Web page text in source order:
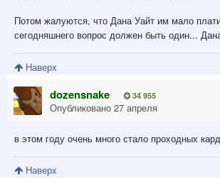
Потом жалуются, что Дана Уайт им мало
сегодняшнего вопрос должен быть один...
Наверх
dozensnake 34 955
Опубликовано 27 апреля
в этом году очень много стало проходных
Наверх